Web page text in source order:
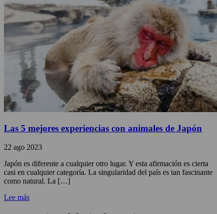
Las 5 mejores experiencias con animales de Japón
22 ago 2023
Japón es diferente a cualquier otro lugar. Y esta afirmación es cierta
casi en cualquier categoría. La singularidad del país es tan fascinante
como natural. La […]
Lee más